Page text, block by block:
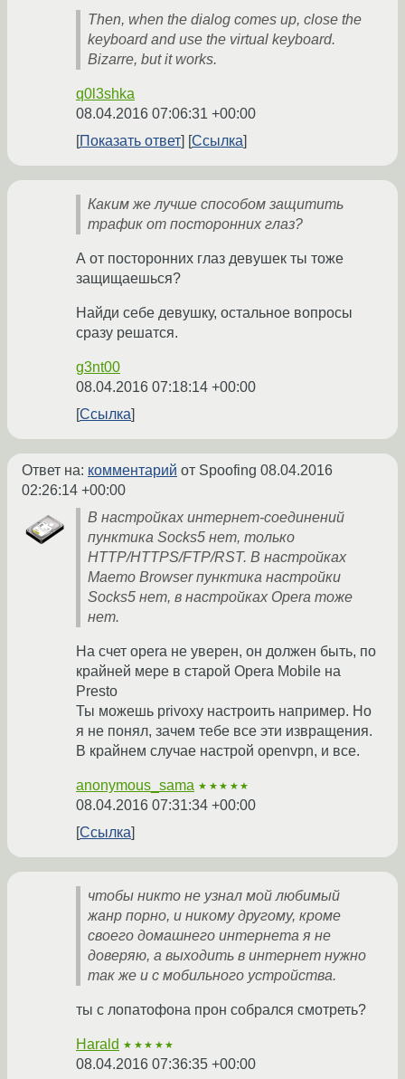
Then, when the dialog comes up, close the
keyboard and use the virtual keyboard.
Bizarre, but it works.
q0l3shka
08.04.2016 07:06:31 +00:00
Показать ответ
Ссылка
Каким же лучше способом защитить
трафик от посторонних глаз?
А от посторонних глаз девушек ты тоже
защищаешься?
Найди себе девушку, остальное вопросы
сразу решатся.
g3nt00
08.04.2016 07:18:14 +00:00
Ссылка
Ответ на: комментарий от Spoofing 08.04.2016
02:26:14 +00:00
В настройках интернет-соединений
пунктика Socks5 нет, только
HTTP/HTTPS/FTP/RST. В настройках
Maemo Browser пунктика настройки
Socks5 нет, в настройках Opera тоже
нет.
На счет opera не уверен, он должен быть, по
крайней мере в старой Opera Mobile на
Presto
Ты можешь privoxy настроить например. Но
я не понял, зачем тебе все эти извращения.
В крайнем случае настрой openvpn, и все.
anonymous_sama ★★★★★
08.04.2016 07:31:34 +00:00
Ссылка
чтобы никто не узнал мой любимый
жанр порно, и никому другому, кроме
своего домашнего интернета я не
доверяю, а выходить в интернет нужно
так же и с мобильного устройства.
ты с лопатофона прон собрался смотреть?
Harald ★★★★★
08.04.2016 07:36:35 +00:00